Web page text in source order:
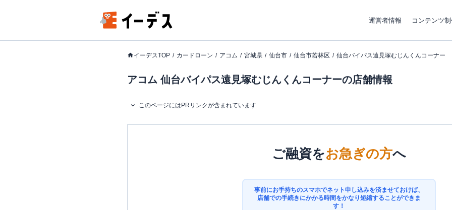
運営者情報 コンテンツ
イーデスTOP カードローン アコム 宮城県 仙台市 仙台市若林区 仙台バイパス遠見塚むじんくんコーナー
アコム 仙台バイパス遠見塚むじんくんコーナーの店舗情報
このページにはPRリンクが含まれています
ご融資をお急ぎの方へ
事前にお手持ちのスマホでネット申し込みを済ませておけば、
店舗での手続きにかかる時間をかなり短縮することができま
す！